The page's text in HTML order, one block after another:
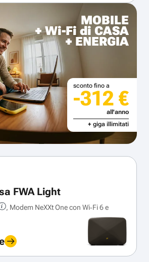
MOBILE
+ Wi-Fi di CASA
+ ENERGIA
sconto fino a
-312 €
all'anno
+ giga illimitati
FWA Light
, Modem NeXXt One con Wi‑Fi 6 e